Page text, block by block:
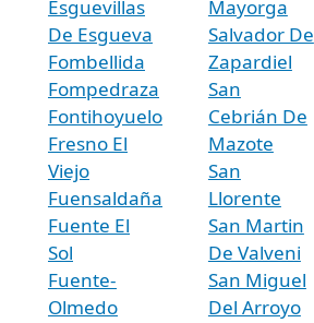
Esguevillas
De Esgueva
Fombellida
Fompedraza
Fontihoyuelo
Fresno El
Viejo
Fuensaldaña
Fuente El
Sol
Fuente-
Olmedo
Mayorga
Salvador De
Zapardiel
San
Cebrián De
Mazote
San
Llorente
San Martin
De Valveni
San Miguel
Del Arroyo